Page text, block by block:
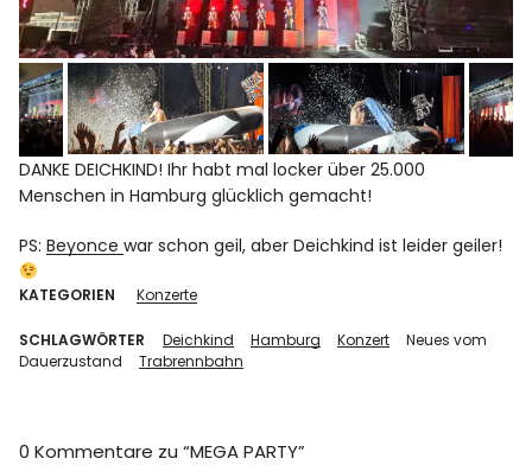
DANKE DEICHKIND! Ihr habt mal locker über 25.000
Menschen in Hamburg glücklich gemacht!
PS:Beyoncewar schon geil, aber Deichkind ist leider geiler!
KATEGORIEN Konzerte
SCHLAGWÖRTER Deichkind Hamburg Konzert
Neues vom
Dauerzustand
Trabrennbahn
0 Kommentare zu “MEGA PARTY”